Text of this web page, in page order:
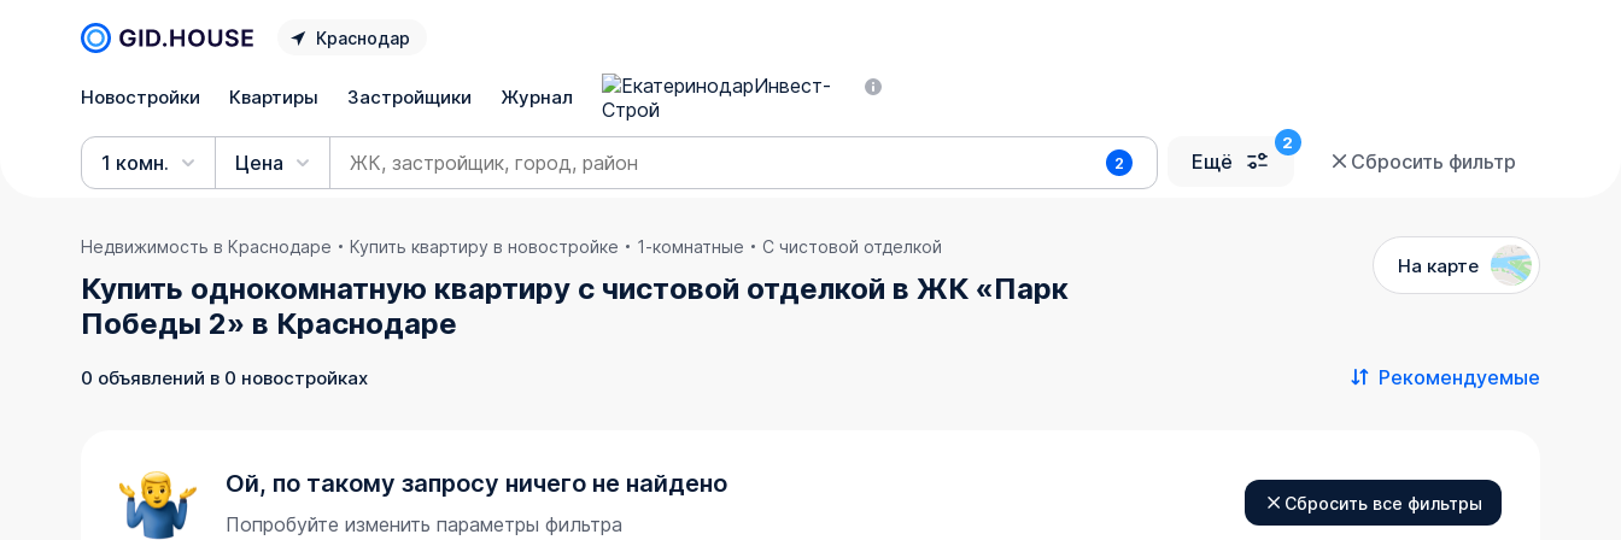
Краснодар
Новостройки Квартиры Застройщики Журнал
1 комн. Цена 2 Ещё Сбросить фильтр
Недвижимость в Краснодаре Купить квартиру в новостройке 1-комнатные С чистовой отделкой
Купить однокомнатную квартиру с чистовой отделкой в ЖК «Парк
Победы 2» в Краснодаре
На карте
0 объявлений в 0 новостройках Рекомендуемые
Ой, по такому запросу ничего не найдено
Попробуйте изменить параметры фильтра
Сбросить все фильтры